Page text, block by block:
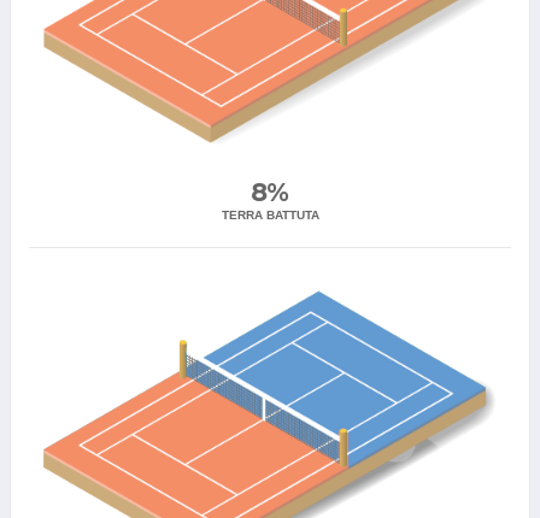
8%
TERRA BATTUTA